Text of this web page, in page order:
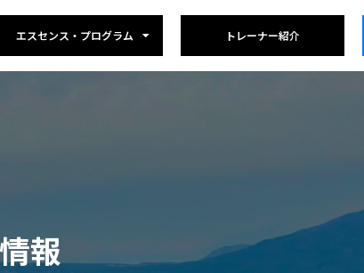
エスセンス・プログラム トレーナー紹介
報